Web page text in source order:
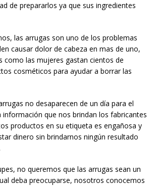
de prepararlos ya que sus ingredientes
las arrugas son uno de los problemas
causar dolor de cabeza en mas de uno,
como las mujeres gastan cientos de
cosméticos para ayudar a borrar las
no desaparecen de un día para el
que nos brindan los fabricantes
productos en su etiqueta es engañosa y
dinero sin brindarnos ningún resultado
no queremos que las arrugas sean un
deba preocuparse, nosotros conocemos